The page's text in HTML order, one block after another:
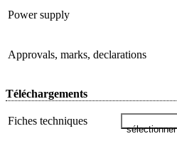
Power supply
Approvals, marks, declarations
Téléchargements
Fiches techniques
sélectionner